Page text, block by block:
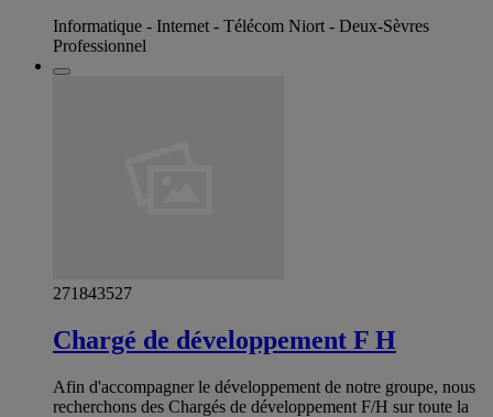
Informatique - Internet - Télécom Niort - Deux-Sèvres
Professionnel
271843527
Chargé de développement F H
Afin d'accompagner le développement de notre groupe, nous
recherchons des Chargés de développement F/H sur toute la